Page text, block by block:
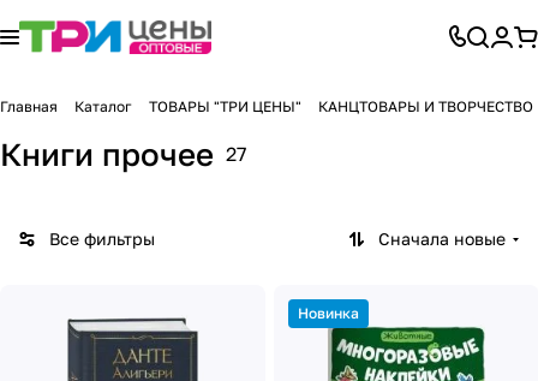
Главная Каталог ТОВАРЫ "ТРИ ЦЕНЫ" КАНЦТОВАРЫ И ТВОРЧЕСТВО
Книги прочее 27
Все фильтры Сначала новые
Новинка